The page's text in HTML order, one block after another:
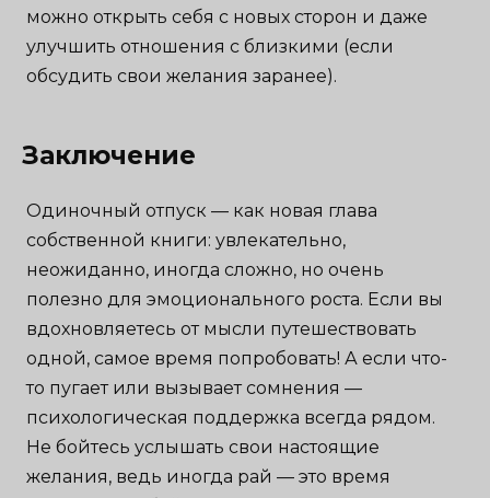
можно открыть себя с новых сторон и даже
улучшить отношения с близкими (если
обсудить свои желания заранее).
Заключение
Одиночный отпуск — как новая глава
собственной книги: увлекательно,
неожиданно, иногда сложно, но очень
полезно для эмоционального роста. Если вы
вдохновляетесь от мысли путешествовать
одной, самое время попробовать! А если что-
то пугает или вызывает сомнения —
психологическая поддержка всегда рядом.
Не бойтесь услышать свои настоящие
желания, ведь иногда рай — это время